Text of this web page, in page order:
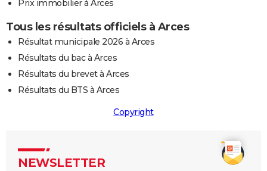
Prix immobilier à Arces
Tous les résultats officiels à Arces
Résultat municipale 2026 à Arces
Résultats du bac à Arces
Résultats du brevet à Arces
Résultats du BTS à Arces
Copyright
NEWSLETTER